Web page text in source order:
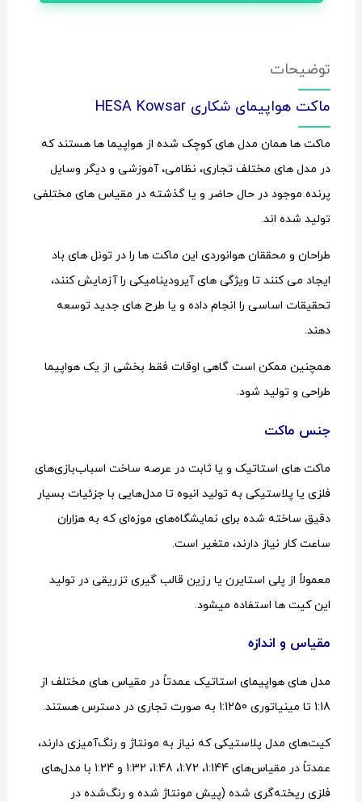
توضیحات
ماکت هواپیمای شکاری HESA Kowsar
ماکت ها همان مدل های کوچک شده از هواپیما ها هستند که
در مدل های مختلف تجاری، نظامی، آموزشی و دیگر وسایل
پرنده موجود در حال حاضر و یا گذشته در مقیاس های مختلفی
تولید شده اند.
طراحان و محققان هوانوردی این ماکت ها را در تونل های باد
ایجاد می کنند تا ویژگی های آیرودینامیکی را آزمایش کنند،
تحقیقات اساسی را انجام داده و یا طرح های جدید توسعه
دهند.
همچنین ممکن است گاهی اوقات فقط بخشی از یک هواپیما
طراحی و تولید شود.
جنس ماکت
ماکت های استاتیک و یا ثابت در عرصه ساخت اسباب‌بازی‌های
فلزی یا پلاستیکی به تولید انبوه تا مدل‌هایی با جزئیات بسیار
دقیق ساخته شده برای نمایشگاه‌های موزه‌ای که به هزاران
ساعت کار نیاز دارند، متغیر است.
معمولاً از پلی استایرن یا رزین قالب گیری تزریقی در تولید
این کیت ها استفاده میشود.
مقیاس و اندازه
مدل های هواپیمای استاتیک عمدتاً در مقیاس های مختلف از
1:18 تا مینیاتوری 1:1250 به صورت تجاری در دسترس هستند.
کیت‌های مدل پلاستیکی که نیاز به مونتاژ و رنگ‌آمیزی دارند،
عمدتاً در مقیاس‌های 1:144، 1:72، 1:48، 1:32 و 1:24 با مدل‌های
فلزی ریخته‌گری شده (پیش مونتاژ شده و رنگ‌شده در